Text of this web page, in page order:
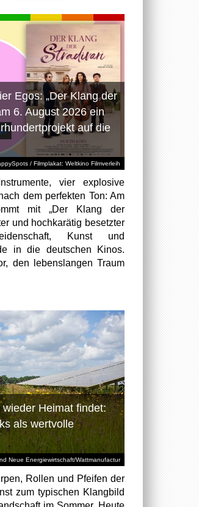
/ Filmplakat: Weltkino Filmverleih
Egos: „Der Klang der
6. August 2026 ein
auf die
vier explosive
dem perfekten Ton: Am
mit „Der Klang der
und hochkarätig besetzter
Kunst und
in die deutschen Kinos.
den lebenslangen Traum
Neue Energiewirtschaft/Wattmanufactur
Heimat findet:
als wertvolle
Rollen und Pfeifen der
zum typischen Klangbild